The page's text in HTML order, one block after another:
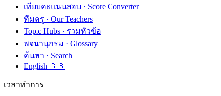
เทียบคะแนนสอบ · Score Converter
ทีมครู · Our Teachers
Topic Hubs · รวมหัวข้อ
พจนานุกรม · Glossary
ค้นหา · Search
English 🇬🇧
เวลาทำการ